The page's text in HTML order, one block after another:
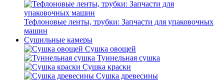
Тефлоновые ленты, трубки: Запчасти для упаковочных
машин
Сушильные камеры
Сушка овощей
Туннельная сушка
Сушка краски
Сушка древесины